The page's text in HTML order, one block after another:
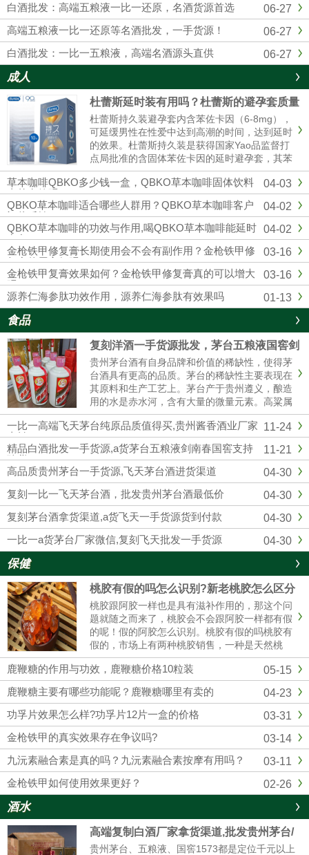
06-27
白酒批发：高端五粮液一比一还原，名酒货源首选
06-27
高端五粮液一比一还原等名酒批发，一手货源！
06-27
白酒批发：一比一五粮液，高端名酒源头直供
成人
杜蕾斯延时装有用吗？杜蕾斯的避孕套质量
怎么样啊
杜蕾斯持久装避孕套内含苯佐卡因（6-8mg），
可延缓男性在性爱中达到高潮的时间，达到延时
的效果。杜蕾斯持久装是获得国家Yao品监督打
点局批准的含固体苯佐卡因的延时避孕套，其苯
佐卡因浓度符合美国FDA保举浓度以及欧洲CE
标准，用起来更安心。固态苯佐卡因在有效较低
敏感度的同时不存在外漏隐患，不用担心伴侣的
快感应感染到影响。杜蕾...
04-03
草本咖啡QBKO多少钱一盒，QBKO草本咖啡固体饮料
真的有效吗
04-02
QBKO草本咖啡适合哪些人群用？QBKO草本咖啡客户
评价反馈
04-02
QBKO草本咖啡的功效与作用,喝QBKO草本咖啡能延时
多久
03-16
金枪铁甲修复膏长期使用会不会有副作用？金枪铁甲修
复膏使用方便吗？
03-16
金枪铁甲复膏效果如何？金枪铁甲修复膏真的可以增大
吗？
01-13
源养仁海参肽功效作用，源养仁海参肽有效果吗
食品
复刻洋酒一手货源批发，茅台五粮液国窖剑
南春厂家直销
贵州茅台酒有自身品牌和价值的稀缺性，使得茅
台酒具有更高的品质。茅台的稀缺性主要表现在
其原料和生产工艺上。茅台产于贵州遵义，酿造
用的水是赤水河，含有大量的微量元素。高粱属
糯高粱，其曲独特，不易传诵。生产工艺复杂，
茅台酒要五年后才能卖。这使得茅台酒口感醇厚
纯正。精品茅台五粮液一手货源批发我们是专业
供应复刻飞天茅台酒的知名白...
11-24
一比一高端飞天茅台纯原品质值得买,贵州酱香酒业厂家
直销
11-21
精品白酒批发一手货源,a货茅台五粮液剑南春国窖支持
验货
04-30
高品质贵州茅台一手货源,飞天茅台酒进货渠道
04-30
复刻一比一飞天茅台酒，批发贵州茅台酒最低价
04-30
复刻茅台酒拿货渠道,a货飞天一手货源货到付款
04-30
一比一a货茅台厂家微信,复刻飞天批发一手货源
保健
桃胶有假的吗怎么识别?新老桃胶怎么区分
桃胶跟阿胶一样也是具有滋补作用的，那这个问
题就随之而来了，桃胶会不会跟阿胶一样都有假
的呢！假的阿胶怎么识别。桃胶有假的吗桃胶有
假的，市场上有两种桃胶销售，一种是天然桃
胶，还有一种是精加工过的桃胶，而且市场价格
35元/斤到百元，具体也看桃胶的质量。桃胶假
的怎么辨别（1）看颜色真正的......
05-15
鹿鞭糖的作用与功效，鹿鞭糖价格10粒装
04-23
鹿鞭糖主要有哪些功能呢？鹿鞭糖哪里有卖的
03-31
功孚片效果怎么样?功孚片12片一盒的价格
03-14
金枪铁甲的真实效果存在争议吗?
03-11
九沅素融合素是真的吗？九沅素融合素按摩有用吗？
02-26
金枪铁甲如何使用效果更好？
酒水
高端复制白酒厂家拿货渠道,批发贵州茅台/
五粮液/剑南春/国窖1573
贵州茅台、五粮液、国窖1573都是定位千元以上